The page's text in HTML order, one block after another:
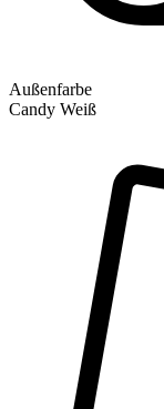
Außenfarbe
Candy Weiß